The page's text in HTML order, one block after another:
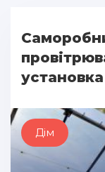
установка
Дім